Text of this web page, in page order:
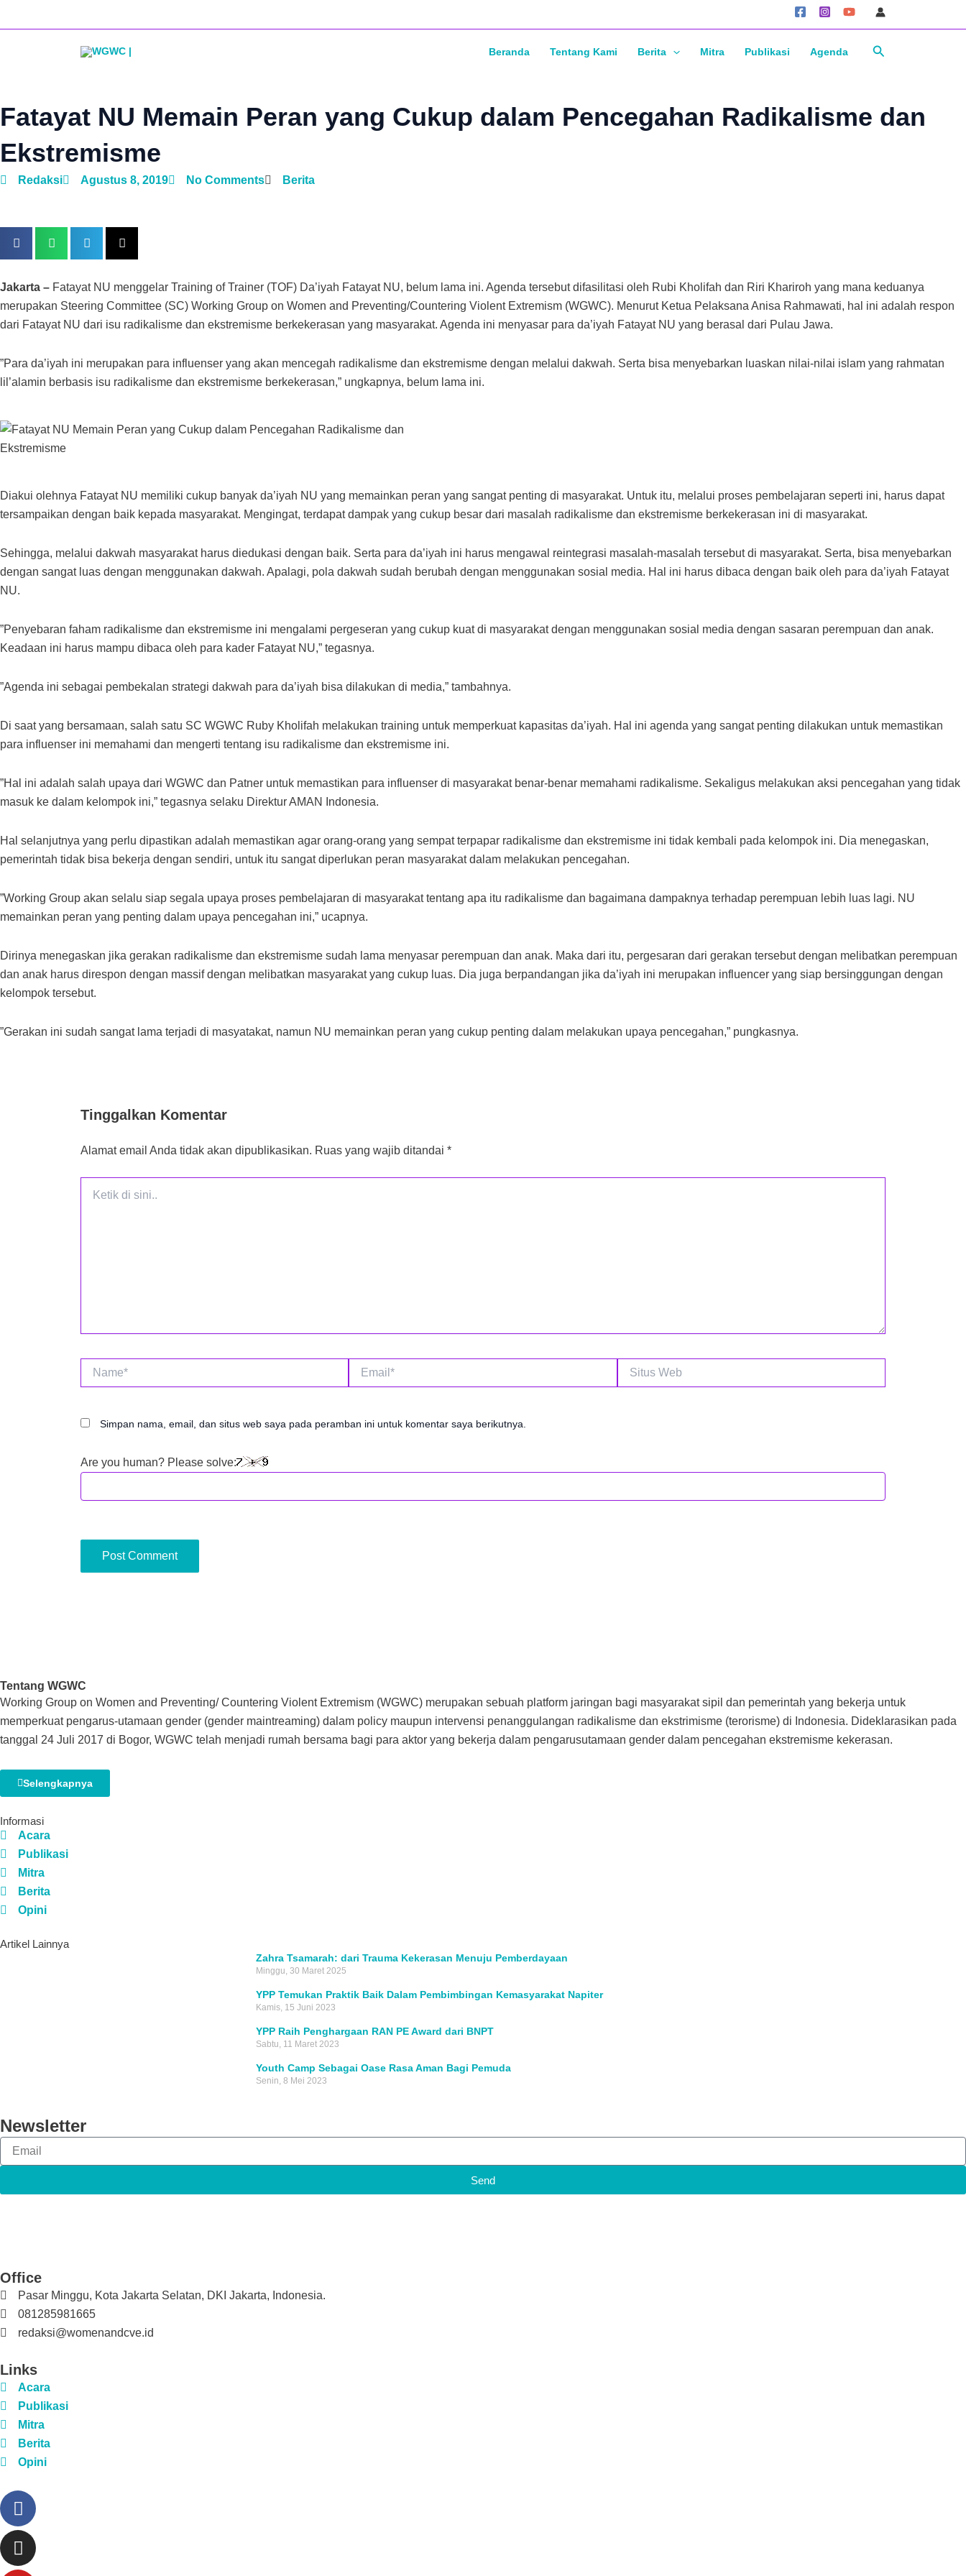
Beranda
Tentang Kami Berita Mitra Publikasi Agenda Cari
Fatayat NU Memain Peran yang Cukup dalam Pencegahan Radikalisme dan
Ekstremisme
Redaksi Agustus 8, 2019 No Comments Berita
Jakarta – Fatayat NU menggelar Training of Trainer (TOF) Da’iyah Fatayat NU, belum lama ini. Agenda tersebut difasilitasi oleh Rubi Kholifah dan Riri Khariroh yang mana keduanya
merupakan Steering Committee (SC) Working Group on Women and Preventing/Countering Violent Extremism (WGWC). Menurut Ketua Pelaksana Anisa Rahmawati, hal ini adalah respon
dari Fatayat NU dari isu radikalisme dan ekstremisme berkekerasan yang masyarakat. Agenda ini menyasar para da’iyah Fatayat NU yang berasal dari Pulau Jawa.
”Para da’iyah ini merupakan para influenser yang akan mencegah radikalisme dan ekstremisme dengan melalui dakwah. Serta bisa menyebarkan luaskan nilai-nilai islam yang rahmatan
lil’alamin berbasis isu radikalisme dan ekstremisme berkekerasan,” ungkapnya, belum lama ini.
Diakui olehnya Fatayat NU memiliki cukup banyak da’iyah NU yang memainkan peran yang sangat penting di masyarakat. Untuk itu, melalui proses pembelajaran seperti ini, harus dapat
tersampaikan dengan baik kepada masyarakat. Mengingat, terdapat dampak yang cukup besar dari masalah radikalisme dan ekstremisme berkekerasan ini di masyarakat.
Sehingga, melalui dakwah masyarakat harus diedukasi dengan baik. Serta para da’iyah ini harus mengawal reintegrasi masalah-masalah tersebut di masyarakat. Serta, bisa menyebarkan
dengan sangat luas dengan menggunakan dakwah. Apalagi, pola dakwah sudah berubah dengan menggunakan sosial media. Hal ini harus dibaca dengan baik oleh para da’iyah Fatayat
NU.
”Penyebaran faham radikalisme dan ekstremisme ini mengalami pergeseran yang cukup kuat di masyarakat dengan menggunakan sosial media dengan sasaran perempuan dan anak.
Keadaan ini harus mampu dibaca oleh para kader Fatayat NU,” tegasnya.
”Agenda ini sebagai pembekalan strategi dakwah para da’iyah bisa dilakukan di media,” tambahnya.
Di saat yang bersamaan, salah satu SC WGWC Ruby Kholifah melakukan training untuk memperkuat kapasitas da’iyah. Hal ini agenda yang sangat penting dilakukan untuk memastikan
para influenser ini memahami dan mengerti tentang isu radikalisme dan ekstremisme ini.
”Hal ini adalah salah upaya dari WGWC dan Patner untuk memastikan para influenser di masyarakat benar-benar memahami radikalisme. Sekaligus melakukan aksi pencegahan yang tidak
masuk ke dalam kelompok ini,” tegasnya selaku Direktur AMAN Indonesia.
Hal selanjutnya yang perlu dipastikan adalah memastikan agar orang-orang yang sempat terpapar radikalisme dan ekstremisme ini tidak kembali pada kelompok ini. Dia menegaskan,
pemerintah tidak bisa bekerja dengan sendiri, untuk itu sangat diperlukan peran masyarakat dalam melakukan pencegahan.
”Working Group akan selalu siap segala upaya proses pembelajaran di masyarakat tentang apa itu radikalisme dan bagaimana dampaknya terhadap perempuan lebih luas lagi. NU
memainkan peran yang penting dalam upaya pencegahan ini,” ucapnya.
Dirinya menegaskan jika gerakan radikalisme dan ekstremisme sudah lama menyasar perempuan dan anak. Maka dari itu, pergesaran dari gerakan tersebut dengan melibatkan perempuan
dan anak harus direspon dengan massif dengan melibatkan masyarakat yang cukup luas. Dia juga berpandangan jika da’iyah ini merupakan influencer yang siap bersinggungan dengan
kelompok tersebut.
”Gerakan ini sudah sangat lama terjadi di masyatakat, namun NU memainkan peran yang cukup penting dalam melakukan upaya pencegahan,” pungkasnya.
Tinggalkan Komentar
Alamat email Anda tidak akan dipublikasikan. Ruas yang wajib ditandai *
Web
Simpan nama, email, dan situs web saya pada peramban ini untuk komentar saya berikutnya.
Are you human? Please solve:
Tentang WGWC
Working Group on Women and Preventing/ Countering Violent Extremism (WGWC) merupakan sebuah platform jaringan bagi masyarakat sipil dan pemerintah yang bekerja untuk
memperkuat pengarus-utamaan gender (gender maintreaming) dalam policy maupun intervensi penanggulangan radikalisme dan ekstrimisme (terorisme) di Indonesia. Dideklarasikan pada
tanggal 24 Juli 2017 di Bogor, WGWC telah menjadi rumah bersama bagi para aktor yang bekerja dalam pengarusutamaan gender dalam pencegahan ekstremisme kekerasan.
Selengkapnya
Informasi
Acara
Publikasi
Mitra
Berita
Opini
Artikel Lainnya
Zahra Tsamarah: dari Trauma Kekerasan Menuju Pemberdayaan
Minggu, 30 Maret 2025
YPP Temukan Praktik Baik Dalam Pembimbingan Kemasyarakat Napiter
Kamis, 15 Juni 2023
YPP Raih Penghargaan RAN PE Award dari BNPT
Sabtu, 11 Maret 2023
Youth Camp Sebagai Oase Rasa Aman Bagi Pemuda
Senin, 8 Mei 2023
Newsletter
Email
Send
Office
Pasar Minggu, Kota Jakarta Selatan, DKI Jakarta, Indonesia.
081285981665
redaksi@womenandcve.id
Links
Acara
Publikasi
Mitra
Berita
Opini
Facebook
Instagram
Youtube